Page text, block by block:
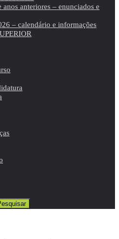
anos anteriores – enunciados e
– calendário e informações